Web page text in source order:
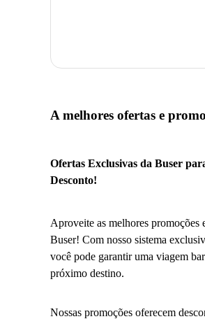
A melhores ofertas e
Ofertas Exclusivas da Buser
Desconto!
Aproveite as melhores promoções
Buser! Com nosso sistema
você pode garantir uma viagem
próximo destino.
Nossas promoções oferecem